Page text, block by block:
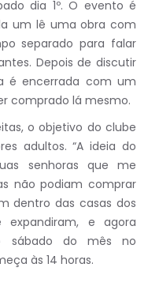
dia 1º. O evento é
um lê uma obra com
separado para falar
Depois de discutir
é encerrada com um
comprado lá mesmo.
o objetivo do clube
adultos. “A ideia do
senhoras que me
não podiam comprar
dentro das casas dos
e agora
sábado do mês no
às 14 horas.